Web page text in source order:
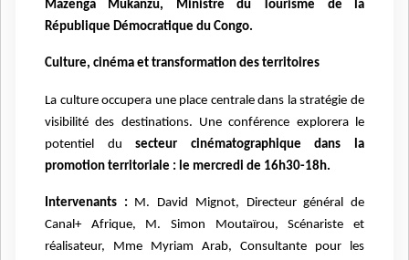
Mazenga Mukanzu, Ministre du Tourisme de la
République Démocratique du Congo.
Culture, cinéma et transformation des territoires
La culture occupera une place centrale dans la stratégie de
visibilité des destinations. Une conférence explorera le
potentiel dusecteur cinématographique dans la
promotion territoriale : le mercredi de 16h30-18h.
Intervenants : M. David Mignot, Directeur général de
Canal+ Afrique, M. Simon Moutaïrou, Scénariste et
réalisateur, Mme Myriam Arab, Consultante pour les